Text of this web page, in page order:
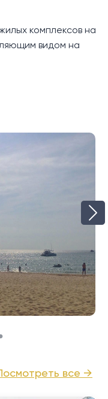
комплексов на
видом на
все →